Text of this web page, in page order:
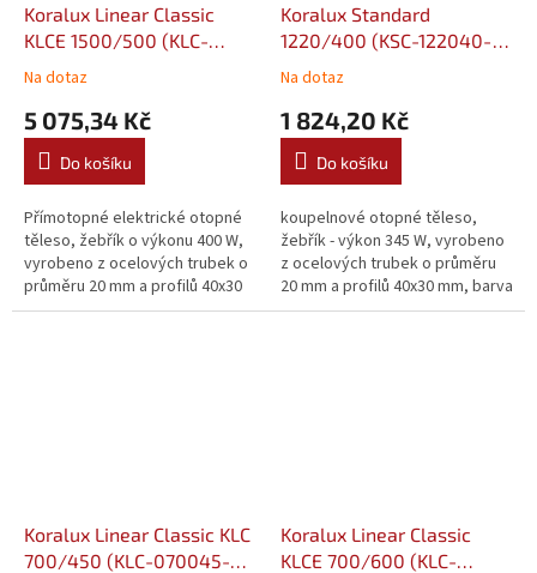
Koralux Linear Classic
KLCE 1500/500 (KLC-
150050-00E10)
Na dotaz
5 075,34 Kč
Do košíku
Přímotopné elektrické otopné
těleso, žebřík o výkonu 400 W,
vyrobeno z ocelových trubek o
průměru 20 mm a profilů 40x30
mm, barva bílá
Koralux Standard
1220/400 (KSC-122040-
00-10)
Na dotaz
1 824,20 Kč
Do košíku
koupelnové otopné těleso,
žebřík - výkon 345 W, vyrobeno
z ocelových trubek o průměru
20 mm a profilů 40x30 mm, barva
bílá
Koralux Linear Classic KLC
700/450 (KLC-070045-
Koralux Linear Classic
KLCE 700/600 (KLC-